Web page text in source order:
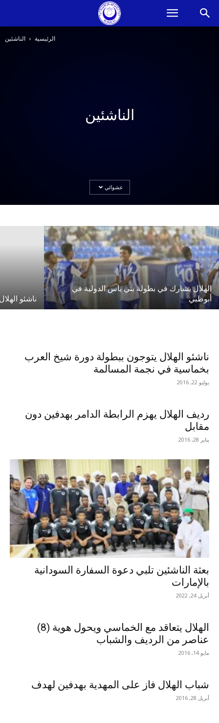
الرئيسية الناشئين
الناشئين
عشوائي
خماسي الرديف يشارك مع الفريق الاول
الهلال يشارك في بطولة بني ياس الدولية في
أبوظبي
ناشئو
ناشئو الهلال يتوجون ببطولة دورة شيخ العرب
بخماسية في نجمة المسالمة
يوليو 22, 2016
رديف الهلال يهزم الرابطة الدامر بهدفين دون
مقابل
يناير 28, 2016
بعثة الناشئين تلبي دعوة السفارة السودانية
بالإمارات
أبريل 24, 2022
الهلال يتعاقد مع الخماسي ويحول هوية (8)
عناصر من الرديف والشباب
مايو 14, 2016
شباب الهلال فاز على المهدية بهدفين لهدف
أبريل 28, 2016